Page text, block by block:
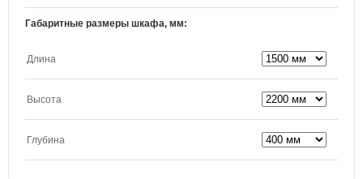
Габаритные размеры шкафа, мм:
Длина
Высота
Глубина